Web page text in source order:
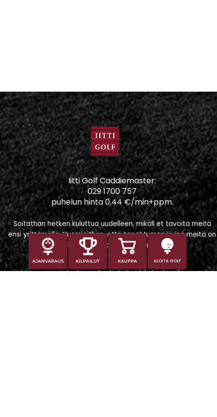
ALOITA GOLF
Iitti Golf Caddiemaster:
029 1700 757
puhelun hinta 0,44 €/min+ppm.
Soitathan hetken kuluttua uudelleen, mikäli et tavoita meitä
ensi yrittämällä. Huomioithan, että tapahtumapäivinä meitä on
vaikeampi tavoittaa puhelimitse.
Iitti Golf Niskaportti